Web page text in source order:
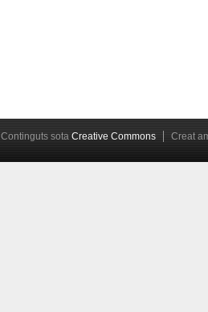
Continguts sota Creative Commons Creat